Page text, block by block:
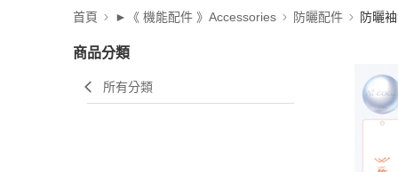
首頁 ►《 機能配件 》Accessories 防曬配件 防曬
商品分類
所有分類